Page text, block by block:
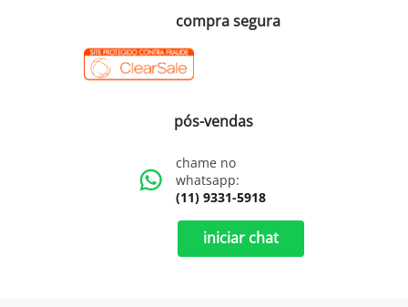
compra segura
pós-vendas
chame no
whatsapp:
(11) 9331-5918
iniciar chat